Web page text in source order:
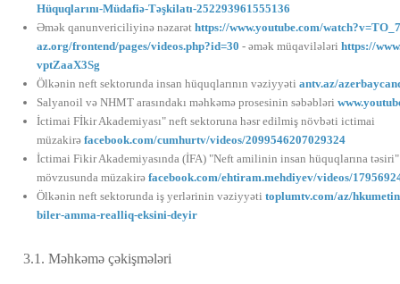
Hüquqlarını-Müdafiə-Təşkilatı-252293961555136
Əmək qanunvericiliyinə nəzarət https://www.youtube.com/
az.org/frontend/pages/videos.php?id=30 - əmək müqavilələri https://
vptZaaX3Sg
Ölkənin neft sektorunda insan hüquqlarının vəziyyəti antv.az/
Salyanoil və NHMT arasındakı məhkəmə prosesinin səbəbləri
İctimai Fİkir Akademiyası" neft sektoruna həsr edilmiş növbəti ictimai
müzakirə facebook.com/cumhurtv/videos/2099546207029324
İctimai Fikir Akademiyasında (İFA) "Neft amilinin insan hüquqlarına təsiri"
mövzusunda müzakirə facebook.com/ehtiram.mehdiyev/videos/
Ölkənin neft sektorunda iş yerlərinin vəziyyəti toplumtv.com/az/
biler-amma-realliq-eksini-deyir
3.1. Məhkəmə çəkişmələri